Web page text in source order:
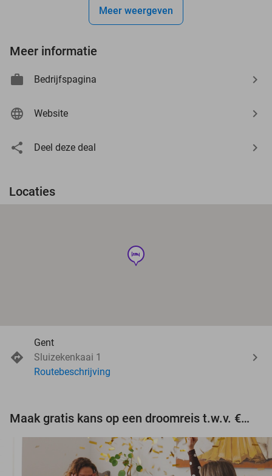
Meer weergeven
Meer informatie
Bedrijfspagina
Website
Deel deze deal
Locaties
hotel
Gent
Sluizekenkaai 1
Routebeschrijving
Maak gratis kans op een droomreis t.w.v. €3.000!